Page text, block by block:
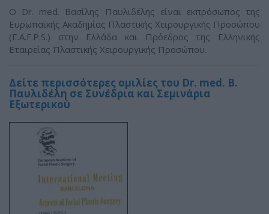
Ο Dr. med. Bασίλης Παυλιδέλης είναι εκπρόσωπος της
Ευρωπαϊκής Ακαδημίας Πλαστικής Χειρουργικής Προσώπου
(E.A.F.P.S.) στην Ελλάδα και Πρόεδρος της Ελληνικής
Εταιρείας Πλαστικής Χειρουργικής Προσώπου.
Δείτε περισσότερες ομιλίες του Dr. med. B.
Παυλιδέλη σε Συνέδρια και Σεμινάρια
Εξωτερικού